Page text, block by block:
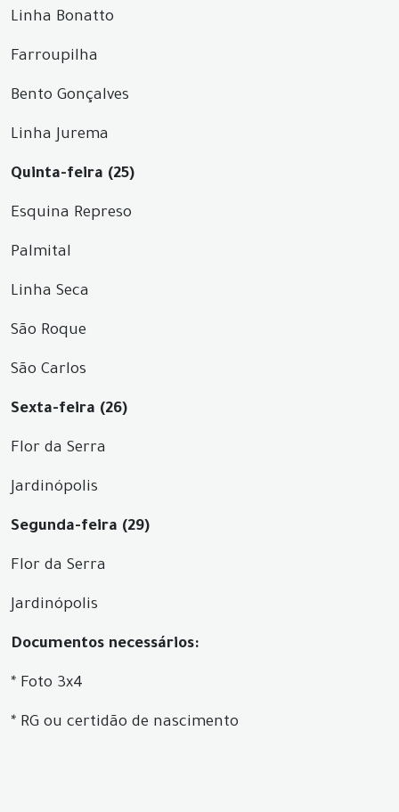
Linha Bonatto
Farroupilha
Bento Gonçalves
Linha Jurema
Quinta-feira (25)
Esquina Represo
Palmital
Linha Seca
São Roque
São Carlos
Sexta-feira (26)
Flor da Serra
Jardinópolis
Segunda-feira (29)
Flor da Serra
Jardinópolis
Documentos necessários:
* Foto 3x4
* RG ou certidão de nascimento